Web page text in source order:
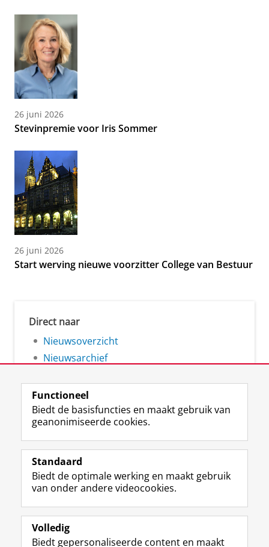
26 juni 2026
Stevinpremie voor Iris Sommer
26 juni 2026
Start werving nieuwe voorzitter College van Bestuur
Direct naar
Nieuwsoverzicht
Nieuwsarchief
Volg de RUG
F
a
e
b
o
p
L
i
k
e
I
-
R
S
-
f
e
R
I
n
t
r
m
Y
o
T
e
k
Studiekiezers
Alumni
Functioneel
Biedt de basisfuncties en maakt gebruik van
geanonimiseerde cookies.
Standaard
Biedt de optimale werking en maakt gebruik
van onder andere videocookies.
Volledig
Biedt gepersonaliseerde content en maakt